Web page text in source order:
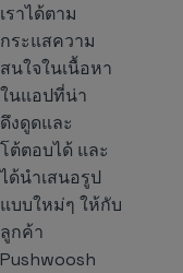
เราได้ตาม
กระแสความ
สนใจในเนื้อหา
ในแอปที่น่า
ดึงดูดและ
โต้ตอบได้ และ
ได้นำเสนอรูป
แบบใหม่ๆ ให้กับ
ลูกค้า
Pushwoosh